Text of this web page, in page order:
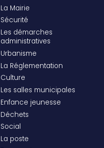
La Mairie
Sécurité
Les démarches
administratives
Urbanisme
La Réglementation
Culture
Les salles municipales
Enfance jeunesse
Déchets
Social
La poste